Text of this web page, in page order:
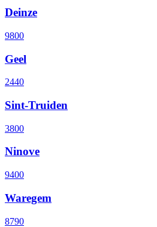
Deinze
9800
Geel
2440
Sint-Truiden
3800
Ninove
9400
Waregem
8790